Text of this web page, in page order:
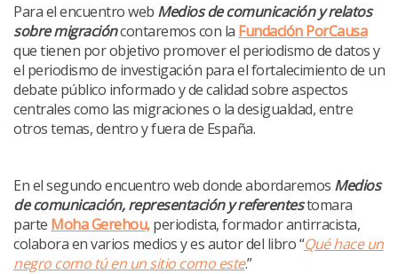
Para el encuentro web Medios de comunicación y relatos
sobre migracióncontaremos con la Fundación PorCausa
que tienen por objetivo promover el periodismo de datos y
el periodismo de investigación para el fortalecimiento de un
debate público informado y de calidad sobre aspectos
centrales como las migraciones o la desigualdad, entre
otros temas, dentro y fuera de España.
En el segundo encuentro web donde abordaremos Medios
de comunicación, representación y referentestomara
parte Moha Gerehou,periodista, formador antirracista,
colabora en varios medios y es autor del libro “Qué hace un
negro como tú en un sitio como este.”